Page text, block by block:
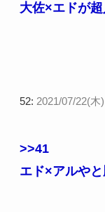
大佐×エドが
52: 2021/07/22(木
>>41
エド×アルや